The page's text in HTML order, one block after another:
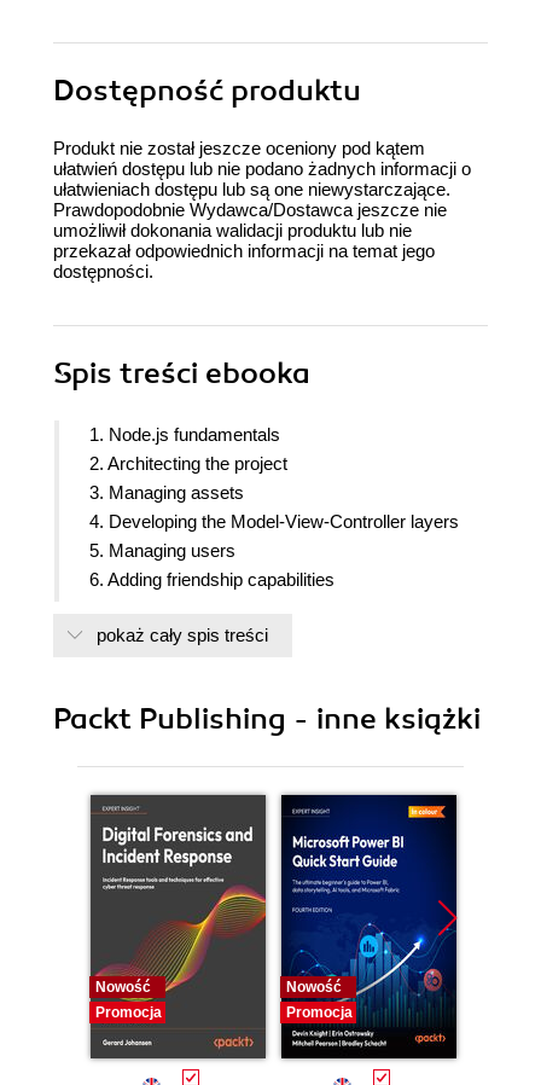
Dostępność produktu
Produkt nie został jeszcze oceniony pod kątem
ułatwień dostępu lub nie podano żadnych informacji o
ułatwieniach dostępu lub są one niewystarczające.
Prawdopodobnie Wydawca/Dostawca jeszcze nie
umożliwił dokonania walidacji produktu lub nie
przekazał odpowiednich informacji na temat jego
dostępności.
Spis treści ebooka
1. Node.js fundamentals
2. Architecting the project
3. Managing assets
4. Developing the Model-View-Controller layers
5. Managing users
6. Adding friendship capabilities
8. Creating pages and events
11. Testing user interface
pokaż cały spis treści
Packt Publishing - inne książki
Nowość
Promocja
Nowość
Promocja